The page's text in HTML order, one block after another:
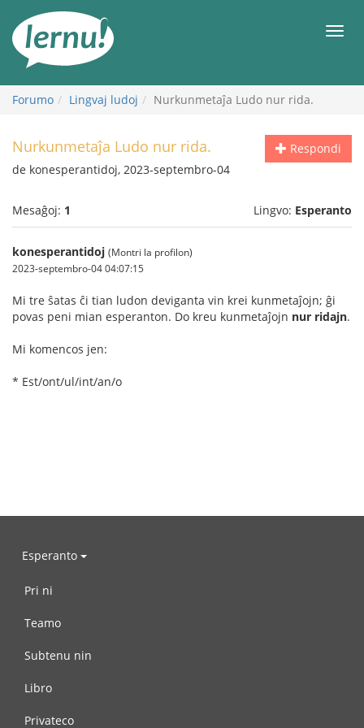
enhavo
Forumo Lingvaj ludoj Nurkunmetaĵa Ludo nur rida.
Respondi
Nurkunmetaĵa Ludo nur rida.
de konesperantidoj, 2023-septembro-04
Mesaĝoj: 1 Lingvo: Esperanto
konesperantidoj (Montri la profilon)
2023-septembro-04 04:07:15
Mi tre ŝatas ĉi tian ludon deviganta vin krei kunmetaĵojn; ĝi
povas peni mian esperanton. Do kreu kunmetaĵojn nur ridajn.
Mi komencos jen:
* Est/ont/ul/int/an/o
Esperanto
Pri ni
Teamo
Subtenu nin
Libro
Privateco